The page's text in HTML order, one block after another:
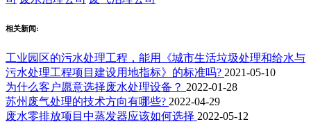
相关新闻:
工业园区的污水处理工程，能用《城市生活垃圾处理和给水与
污水处理工程项目建设用地指标》的标准吗? 2021-05-10
为什么客户愿意选择废水处理设备？ 2022-01-28
​苏州废气处理的技术方向有哪些? 2022-04-29
废水零排放项目中蒸发器应该如何选择 2022-05-12